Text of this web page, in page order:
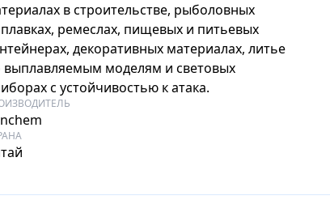
в строительстве, рыболовных
ремеслах, пищевых и питьевых
декоративных материалах, литье
выплавляемым моделям и световых
с устойчивостью к атака.